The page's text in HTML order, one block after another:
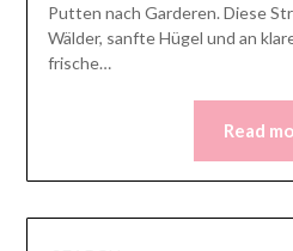
Putten nach Garderen. Diese
Wälder, sanfte Hügel und an
frische…
Read